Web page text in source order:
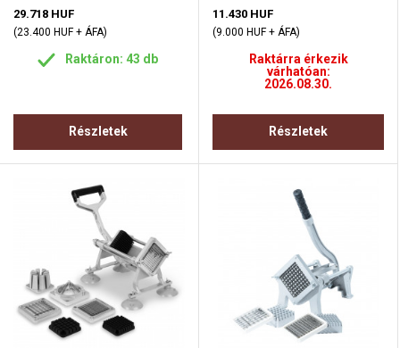
29.718 HUF
(23.400 HUF + ÁFA)
Raktáron: 43 db
Részletek
11.430 HUF
(9.000 HUF + ÁFA)
Raktárra érkezik
várhatóan:
2026.08.30.
Részletek